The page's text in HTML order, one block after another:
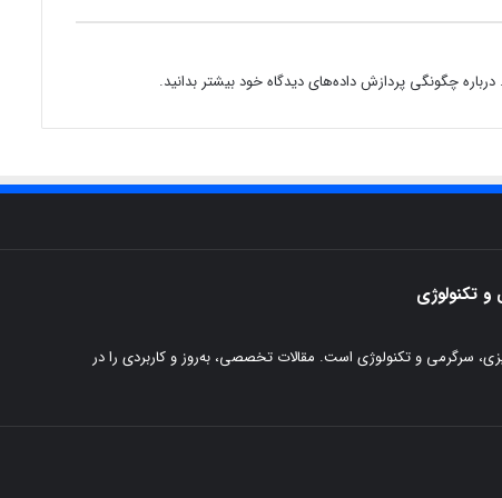
درباره چگونگی پردازش داده‌های دیدگاه خود بیشتر بدانید.
تکنولوژی
سرگرمی و تکنولوژی است. مقالات تخصصی، به‌روز و کاربردی را در